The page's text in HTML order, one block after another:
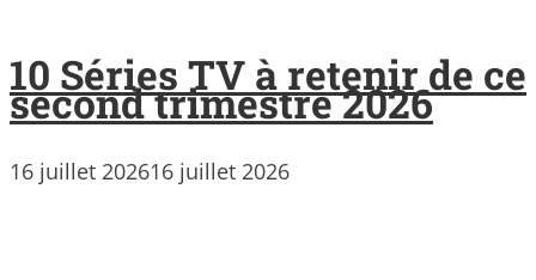
10 Séries TV à retenir de ce
second trimestre 2026
16 juillet 202616 juillet 2026